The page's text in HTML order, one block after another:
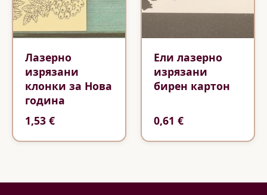
Лазерно
изрязани
клонки за Нова
година
1,53 €
Ели лазерно
изрязани
бирен картон
0,61 €